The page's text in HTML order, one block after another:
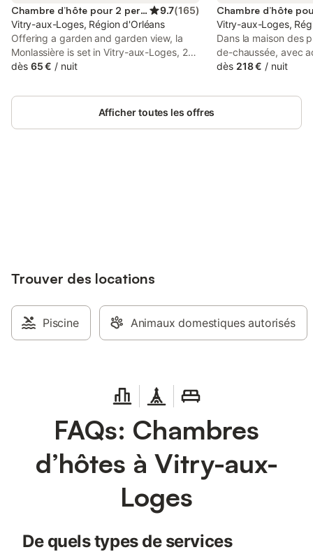
Chambre d’hôte pour 2 personnes 9.7(165)
Vitry-aux-Loges, Région d'Orléans
Offering a garden and garden view, la
Monlassière is set in Vitry-aux-Loges, 28
km from Gare des Aubrais and 28 km
offers access to a terrace, free private
parking and free WiFi.
dès 65 € / nuit
Vitry-aux-Loges,
Dans la maison des
de-chaussée, avec
petite terrasse
couleurs du bois
le prix de cette
compagnie admis
annonce), un
logement, la
électriques est
rapide Orléans-
Chateauneuf,
dès 218 € / nuit
Afficher toutes les offres
Trouver des locations
Piscine Animaux domestiques autorisés
FAQs: Chambres
d’hôtes à Vitry-aux-
Loges
De quels types de services